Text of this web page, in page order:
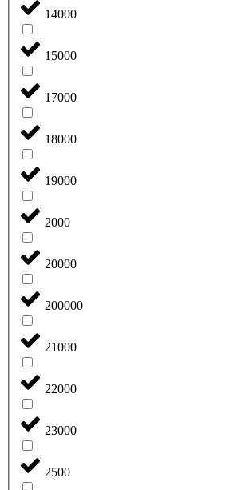
14000
15000
17000
18000
19000
2000
20000
200000
21000
22000
23000
2500